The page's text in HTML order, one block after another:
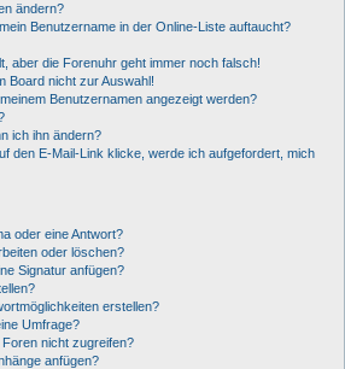
ändern?
Benutzername in der Online-Liste auftaucht?
aber die Forenuhr geht immer noch falsch!
Board nicht zur Auswahl!
Benutzernamen angezeigt werden?
ich ihn ändern?
den E-Mail-Link klicke, werde ich aufgefordert, mich
oder eine Antwort?
oder löschen?
Signatur anfügen?
erstellen?
Umfrage?
nicht zugreifen?
anfügen?